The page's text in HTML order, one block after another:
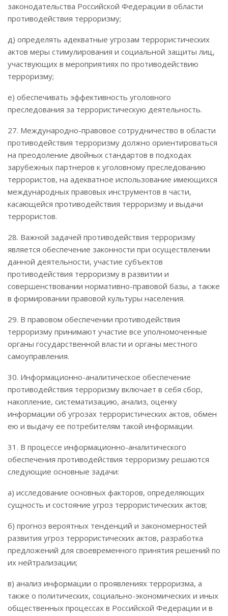
законодательства Российской Федерации в области
противодействия терроризму;
д) определять адекватные угрозам террористических
актов меры стимулирования и социальной защиты лиц,
участвующих в мероприятиях по противодействию
терроризму;
е) обеспечивать эффективность уголовного
преследования за террористическую деятельность.
27. Международно-правовое сотрудничество в области
противодействия терроризму должно ориентироваться
на преодоление двойных стандартов в подходах
зарубежных партнеров к уголовному преследованию
террористов, на адекватное использование имеющихся
международных правовых инструментов в части,
касающейся противодействия терроризму и выдачи
террористов.
28. Важной задачей противодействия терроризму
является обеспечение законности при осуществлении
данной деятельности, участие субъектов
противодействия терроризму в развитии и
совершенствовании нормативно-правовой базы, а также
в формировании правовой культуры населения.
29. В правовом обеспечении противодействия
терроризму принимают участие все уполномоченные
органы государственной власти и органы местного
самоуправления.
30. Информационно-аналитическое обеспечение
противодействия терроризму включает в себя сбор,
накопление, систематизацию, анализ, оценку
информации об угрозах террористических актов, обмен
ею и выдачу ее потребителям такой информации.
31. В процессе информационно-аналитического
обеспечения противодействия терроризму решаются
следующие основные задачи:
а) исследование основных факторов, определяющих
сущность и состояние угроз террористических актов;
б) прогноз вероятных тенденций и закономерностей
развития угроз террористических актов, разработка
предложений для своевременного принятия решений по
их нейтрализации;
в) анализ информации о проявлениях терроризма, а
также о политических, социально-экономических и иных
общественных процессах в Российской Федерации и в